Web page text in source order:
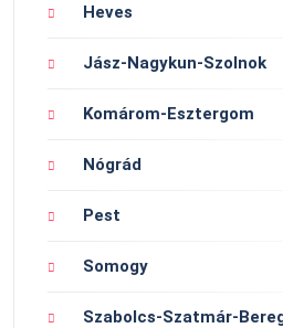
Heves
Jász-Nagykun-Szolnok
Komárom-Esztergom
Nógrád
Pest
Somogy
Szabolcs-Szatmár-